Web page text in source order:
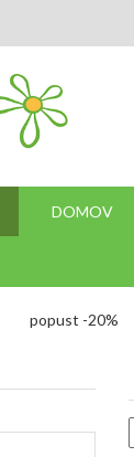
DOMOV
popust -20%